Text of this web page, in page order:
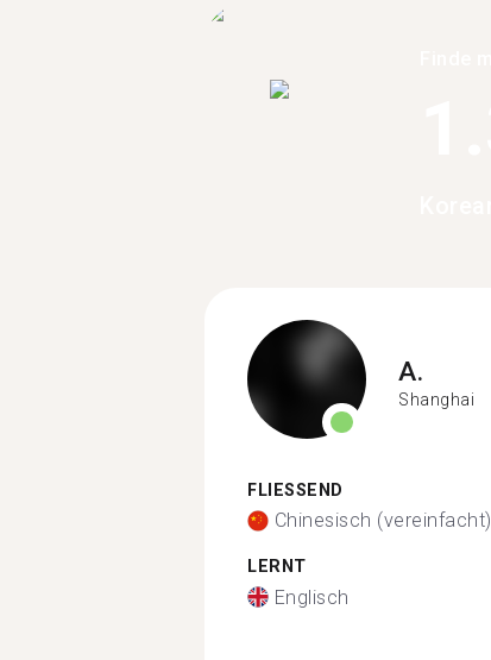
A.
Shanghai
FLIESSEND
Chinesisch (vereinfacht)
LERNT
Englisch